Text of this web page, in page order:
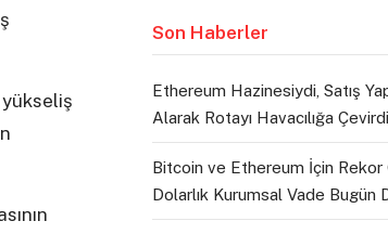
Son Haberler
Ethereum Hazinesiydi, Satış
Alarak Rotayı Havacılığa
Bitcoin ve Ethereum İçin Rekor
Dolarlık Kurumsal Vade Bugün